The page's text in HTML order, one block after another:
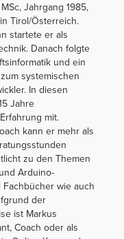
Jahrgang 1985,
Tirol/Österreich.
startete er als
Danach folgte
und ein
systemischen
In diesen
Jahre
mit.
kann er mehr als
zu den Themen
Arduino-
wie auch
der
ist Markus
Coach oder als